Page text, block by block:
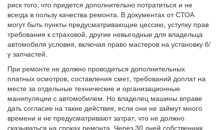
риск того, что придется дополнительно потратиться и не
всегда в пользу качества ремонта. В документах от СТОА
могут быть пункты предусматривающие цессию, уступку прав
требования к страховой, другие невыгодные для владельца
автомобиля условия, включая право мастеров на установку б/
у запчастей.
При ремонте не должно проводиться дополнительных
платных осмотров, составления смет, требований доплат на
месте за отдельные технические и организационные
манипуляции с автомобилем. Но владелец машины вправе
дать согласие на такие действия, если они не займут много
времени и не предусматривают затрат, что не должно
сказываться на сроках ремонта. Через 30 дней собственник